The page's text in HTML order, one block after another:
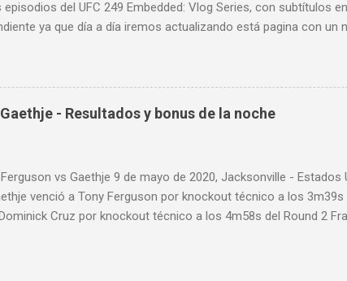
del UFC 249 Embedded: Vlog Series, con subtítulos
ya que día a día iremos actualizando está pagina con un
- Resultados y bonus de la noche
vs Gaethje 9 de mayo de 2020, Jacksonville - Estados
venció a Tony Ferguson por knockout técnico a los 3m39s
Cruz por knockout técnico a los 4m58s del Round 2
a los 2m42s del Round 2 Greg Hardy venció a Yorgan de